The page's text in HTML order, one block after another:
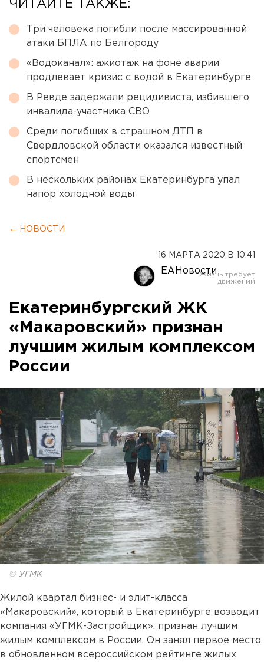
ЧИТАЙТЕ ТАКЖЕ:
Три человека погибли после массированной
атаки БПЛА по Белгороду
«Водоканал»: ажиотаж на фоне аварии
продлевает кризис с водой в Екатеринбурге
В Ревде задержали рецидивиста, избившего
инвалида-участника СВО
Среди погибших в страшном ДТП в
Свердловской области оказался известный
спортсмен
В нескольких районах Екатеринбурга упал
напор холодной воды
← НОВОСТИ
16 МАРТА 2020 В 10:41
ЕАНовости
Екатеринбургский ЖК
«Макаровский» признан
лучшим жилым комплексом
России
© УГМК
Жилой квартал бизнес- и элит-класса
«Макаровский», который в Екатеринбурге возводит
компания «УГМК-Застройщик», признан лучшим
жилым комплексом в России. Он занял первое место
в обновленном всероссийском рейтинге жилых